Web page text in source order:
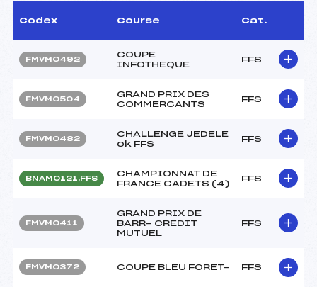
Codex Course Cat.
FMVM0492
COUPE
INFOTHEQUE
FFS
FMVM0504
GRAND PRIX DES
COMMERCANTS
FFS
FMVM0482
CHALLENGE JEDELE
ok FFS
FFS
BNAM0121.FFS
CHAMPIONNAT DE
FRANCE CADETS (4)
FFS
FMVM0411
GRAND PRIX DE
BARR- CREDIT
MUTUEL
FFS
FMVM0372 COUPE BLEU FORET- FFS